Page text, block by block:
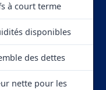
à court terme
disponibles
des dettes
nette pour les